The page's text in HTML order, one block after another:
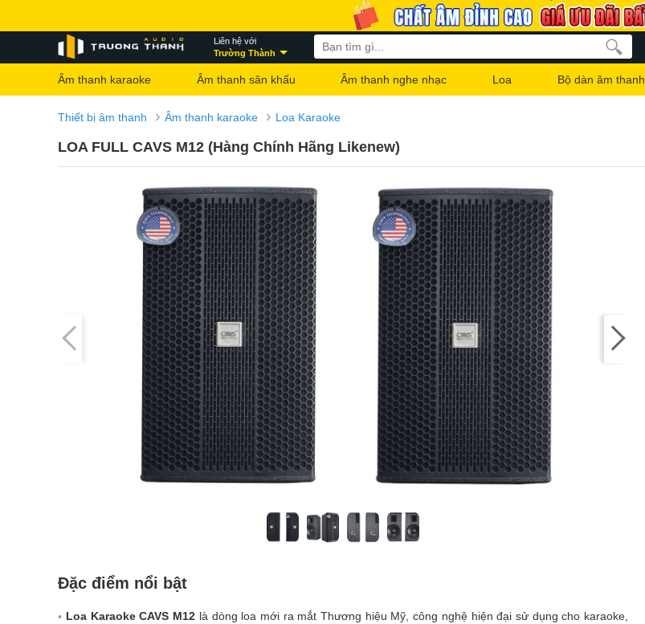
Liên hệ với
Trường Thành
Âm thanh karaoke Âm thanh sân khấu Âm thanh nghe nhạc Loa Bộ dàn âm thanh
Thiết bị âm thanh › Âm thanh karaoke › Loa Karaoke
LOA FULL CAVS M12 (Hàng Chính Hãng Likenew)
Đặc điểm nổi bật
Loa Karaoke CAVS M12 là dòng loa mới ra mắt Thương hiệu Mỹ, công nghệ hiện đại sử dụng cho karaoke,